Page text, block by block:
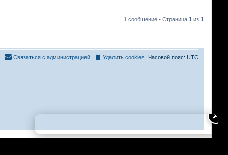
✕
1 сообщение • Страница 1 из 1
Часовой пояс: UTC
Удалить cookies
Связаться с администрацией